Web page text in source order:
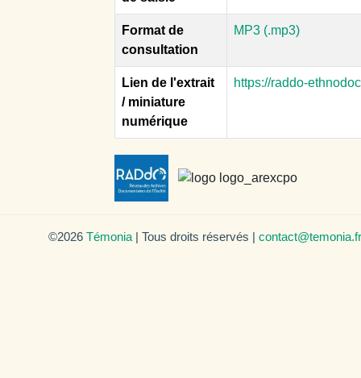
Format de
consultation
MP3 (.mp3)
Lien de l'extrait
/ miniature
numérique
https://raddo-
©2026 Témonia | Tous droits réservés | contact@temonia.fr